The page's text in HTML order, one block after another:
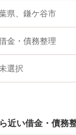
県、鎌ケ谷市
金・債務整理
未選択
近い借金・債務